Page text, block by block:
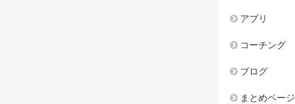
アプリ
コーチング
ブログ
まとめページ